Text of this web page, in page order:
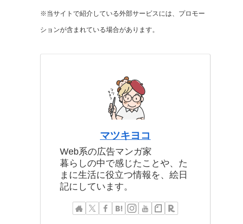
※当サイトで紹介している外部サービスには、プロモー
ションが含まれている場合があります。
マツキヨコ
Web系の広告マンガ家
暮らしの中で感じたことや、た
まに生活に役立つ情報を、絵日
記にしています。